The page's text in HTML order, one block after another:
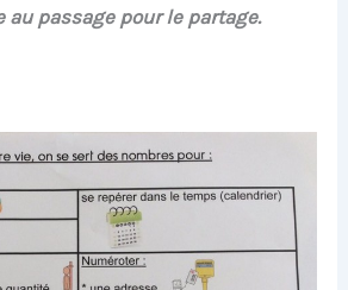
au passage pour le partage.